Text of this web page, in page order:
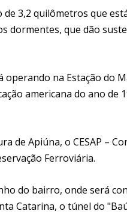
3,2 quilômetros que
dormentes, que dão
operando na Estação do
americana do ano de
de Apiúna, o CESAP –
Ferroviária.
do bairro, onde será
Catarina, o túnel do